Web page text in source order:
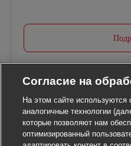
Согласие на
На этом сайте
аналогичные технологии
которые позволяют нам
оптимизированный